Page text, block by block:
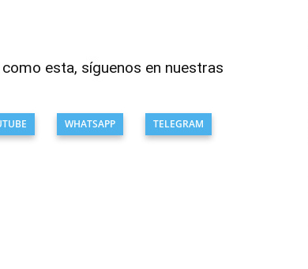
esta, síguenos en nuestras
WHATSAPP TELEGRAM